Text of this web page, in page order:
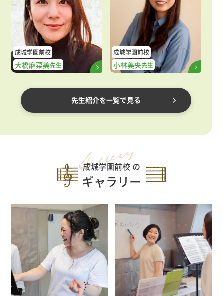
成城学園前校
大橋麻菜美先生
成城学園前校
小林美央先生
先生紹介を一覧で見る
成城学園前校 の
ギャラリー